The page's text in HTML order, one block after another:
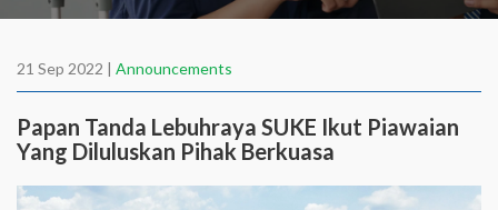
21 Sep 2022 | Announcements
Papan Tanda Lebuhraya SUKE Ikut Piawaian
Yang Diluluskan Pihak Berkuasa